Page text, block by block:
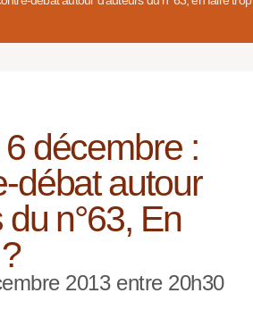
décembre :
débat autour
du n°63, En
2013 entre 20h30